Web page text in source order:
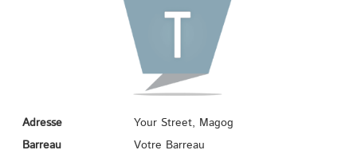
Adresse
Your Street, Magog
Barreau
Votre Barreau